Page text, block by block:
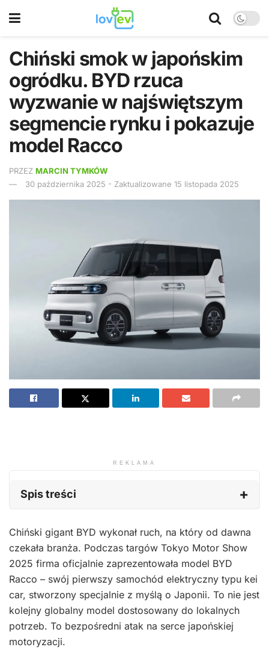
Chiński smok w japońskim
ogródku. BYD rzuca
wyzwanie w najświętszym
segmencie rynku i pokazuje
model Racco
PRZEZ MARCIN TYMKÓW
30 października 2025 - Zaktualizowane 15 listopada 2025
REKLAMA
Spis treści
Chiński gigant BYD wykonał ruch, na który od dawna
czekała branża. Podczas targów Tokyo Motor Show
2025 firma oficjalnie zaprezentowała model BYD
Racco – swój pierwszy samochód elektryczny typu kei
car, stworzony specjalnie z myślą o Japonii. To nie jest
kolejny globalny model dostosowany do lokalnych
potrzeb. To bezpośredni atak na serce japońskiej
motoryzacji.